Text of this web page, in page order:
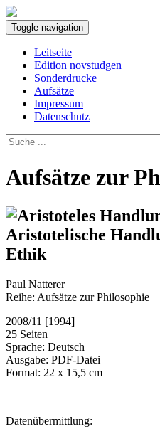
Toggle navigation
Leitseite
Edition novstudgen
Sonderdrucke
Aufsätze
Impressum
Datenschutz
Aufsätze zur
Aristotelische
Ethik
Paul Natterer
Reihe: Aufsätze zur Philosophie
2008/11 [1994]
25 Seiten
Sprache: Deutsch
Ausgabe: PDF-Datei
Format: 22 x 15,5 cm
Datenübermittlung: